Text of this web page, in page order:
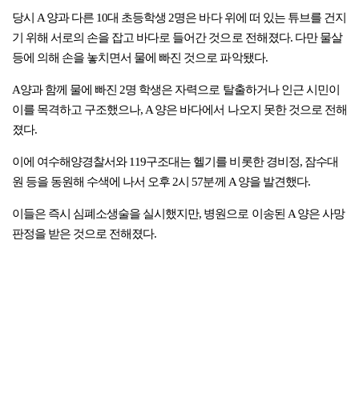
당시 A 양과 다른 10대 초등학생 2명은 바다 위에 떠 있는 튜브를 건지
기 위해 서로의 손을 잡고 바다로 들어간 것으로 전해졌다. 다만 물살
등에 의해 손을 놓치면서 물에 빠진 것으로 파악됐다.
A양과 함께 물에 빠진 2명 학생은 자력으로 탈출하거나 인근 시민이
이를 목격하고 구조했으나, A 양은 바다에서 나오지 못한 것으로 전해
졌다.
이에 여수해양경찰서와 119구조대는 헬기를 비롯한 경비정, 잠수대
원 등을 동원해 수색에 나서 오후 2시 57분께 A 양을 발견했다.
이들은 즉시 심폐소생술을 실시했지만, 병원으로 이송된 A 양은 사망
판정을 받은 것으로 전해졌다.